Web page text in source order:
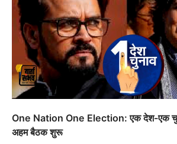
One Nation One Election: एक देश-एक
अहम बैठक शुरू